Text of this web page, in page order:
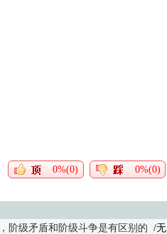
0%(0) 0%(0)
阶级矛盾和阶级斗争是有区别的 /